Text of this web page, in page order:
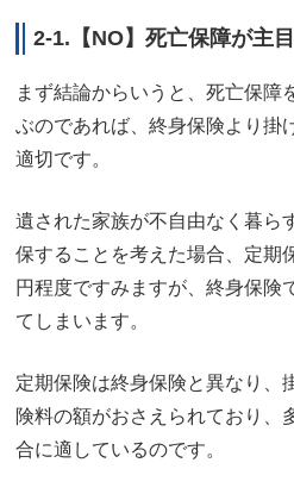
2-1.【NO】死亡保障が主
まず結論からいうと、死亡保障
ぶのであれば、終身保険より掛
適切です。
遺された家族が不自由なく暮ら
保することを考えた場合、定期
円程度ですみますが、終身保険
てしまいます。
定期保険は終身保険と異なり、
険料の額がおさえられており、
合に適しているのです。